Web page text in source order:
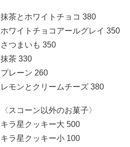
抹茶とホワイトチョコ 380
ホワイトチョコアールグレイ 350
さつまいも 350
抹茶 330
プレーン 260
レモンとクリームチーズ 380
〈スコーン以外のお菓子〉
キラ星クッキー大 500
キラ星クッキー小 100